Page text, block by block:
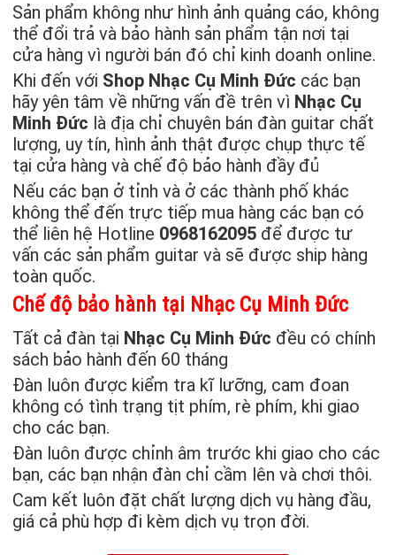
Sản phẩm không như hình ảnh quảng cáo, không
thể đổi trả và bảo hành sản phẩm tận nơi tại
cửa hàng vì người bán đó chỉ kinh doanh online.
Khi đến với Shop Nhạc Cụ Minh Đức các bạn
hãy yên tâm về những vấn đề trên vì Nhạc Cụ
Minh Đức là địa chỉ chuyên bán đàn guitar chất
lượng, uy tín, hình ảnh thật được chụp thực tế
tại cửa hàng và chế độ bảo hành đầy đủ
Nếu các bạn ở tỉnh và ở các thành phố khác
không thể đến trực tiếp mua hàng các bạn có
thể liên hệ Hotline 0968162095 để được tư
vấn các sản phẩm guitar và sẽ được ship hàng
toàn quốc.
Chế độ bảo hành tại Nhạc Cụ Minh Đức
Tất cả đàn tại Nhạc Cụ Minh Đức đều có chính
sách bảo hành đến 60 tháng
Đàn luôn được kiểm tra kĩ lưỡng, cam đoan
không có tình trạng tịt phím, rè phím, khi giao
cho các bạn.
Đàn luôn được chỉnh âm trước khi giao cho các
bạn, các bạn nhận đàn chỉ cầm lên và chơi thôi.
Cam kết luôn đặt chất lượng dịch vụ hàng đầu,
giá cả phù hợp đi kèm dịch vụ trọn đời.